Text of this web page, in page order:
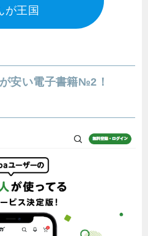
が王国
安い電子書籍№2！